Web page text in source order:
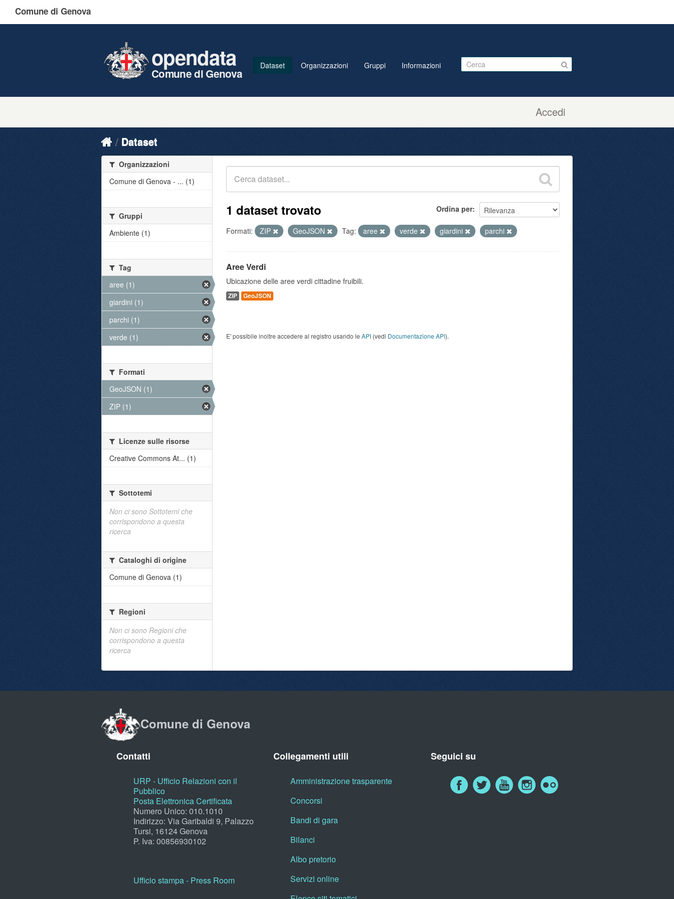
Comune di Genova
Accedi
opendata
Comune di Genova
Dataset Organizzazioni Gruppi Informazioni
Dataset
Ordina per
1 dataset trovato
Formati: ZIP GeoJSON Tag: aree verde giardini parchi
Aree Verdi
Ubicazione delle aree verdi cittadine fruibili.
ZIP GeoJSON
E' possibile inoltre accedere al registro usando le API (vedi Documentazione API).
Organizzazioni
Comune di Genova - ... (1)
Gruppi
Ambiente (1)
Tag
aree (1)
giardini (1)
parchi (1)
verde (1)
Formati
GeoJSON (1)
ZIP (1)
Licenze sulle risorse
Creative Commons At... (1)
Sottotemi
Non ci sono Sottotemi che
corrispondono a questa
ricerca
Cataloghi di origine
Comune di Genova (1)
Regioni
Non ci sono Regioni che
corrispondono a questa
ricerca
Comune di Genova
Contatti
URP - Ufficio Relazioni con il
Pubblico
Posta Elettronica Certificata
Numero Unico: 010.1010
Indirizzo: Via Garibaldi 9, Palazzo
Tursi, 16124 Genova
P. Iva: 00856930102
Ufficio stampa - Press Room
Collegamenti utili
Amministrazione trasparente
Concorsi
Bandi di gara
Bilanci
Albo pretorio
Servizi online
Seguici su